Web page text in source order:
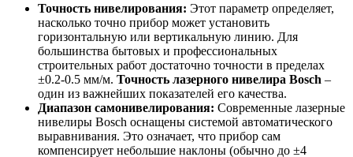
Точность нивелирования: Этот параметр определяет,
насколько точно прибор может установить
горизонтальную или вертикальную линию. Для
большинства бытовых и профессиональных
строительных работ достаточно точности в пределах
±0.2-0.5 мм/м. Точность лазерного нивелира Bosch –
один из важнейших показателей его качества.
Диапазон самонивелирования: Современные лазерные
нивелиры Bosch оснащены системой автоматического
выравнивания. Это означает, что прибор сам
компенсирует небольшие наклоны (обычно до ±4